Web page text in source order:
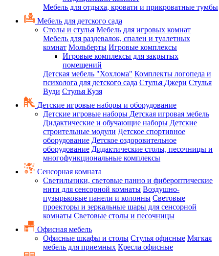
Мебель для отдыха, кровати и прикроватные тумбы
Мебель для детского сада
Столы и стулья Мебель для игровых комнат
Мебель для раздевалок, спален и туалетных
комнат Мольберты Игровые комплексы
Игровые комплексы для закрытых
помещений
Детская мебель "Хохлома" Комплекты логопеда и
психолога для детского сада Стулья Джери Стулья
Вуди Стулья Кузя
Детские игровые наборы и оборудование
Детские игровые наборы Детская игровая мебель
Дидактические и обучающие наборы Детские
строительные модули Детское спортивное
оборудование Детское оздоровительное
оборудование Дидактические столы, песочницы и
многофункциональные комплексы
Сенсорная комната
Светильники, световые панно и фибероптические
нити для сенсорной комнаты Воздушно-
пузырьковые панели и колонны Световые
проекторы и зеркальные шары для сенсорной
комнаты Световые столы и песочницы
Офисная мебель
Офисные шкафы и столы Стулья офисные Мягкая
мебель для приемных Кресла офисные